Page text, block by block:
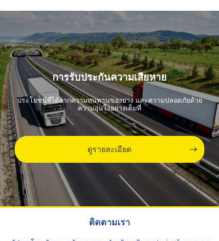
การรับประกันความเสียหาย
ประโยชน์ที่ได้จากความทนทานของยาง และความปลอดภัยด้วย
ความอุ่นใจอย่างเต็มที่
ดูรายละเอียด
ติดตามเรา